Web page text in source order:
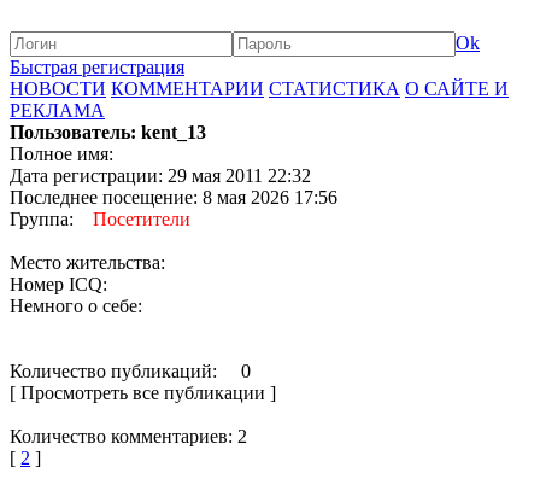
Ok
Быстрая регистрация
НОВОСТИ КОММЕНТАРИИ СТАТИСТИКА О САЙТЕ И
РЕКЛАМА
Пользователь: kent_13
Полное имя:
Дата регистрации: 29 мая 2011 22:32
Последнее посещение: 8 мая 2026 17:56
Группа: Посетители
Место жительства:
Номер ICQ:
Немного о себе:
Количество публикаций: 0
[ Просмотреть все публикации ]
Количество комментариев: 2
[ 2 ]